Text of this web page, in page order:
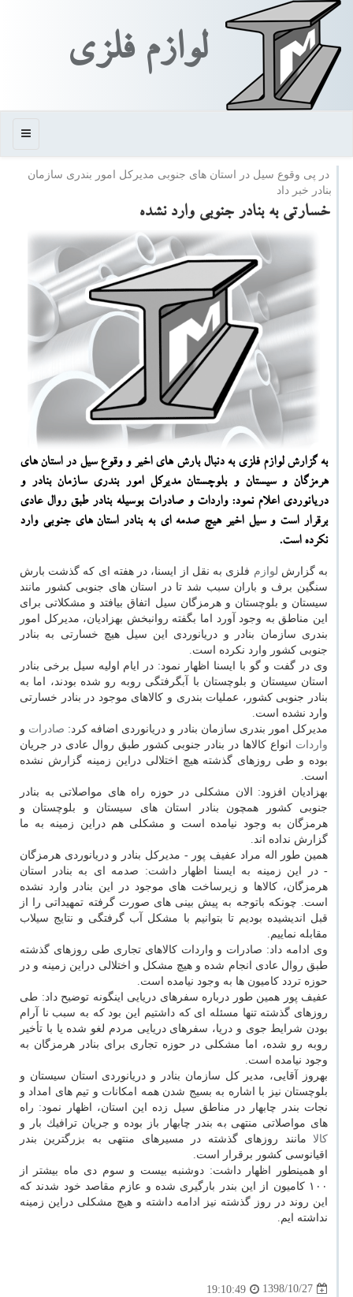
لوازم فلزی
منو
در پی وقوع سیل در استان های جنوبی مدیركل امور بندری سازمان
بنادر خبر داد
خسارتی به بنادر جنوبی وارد نشده
به گزارش لوازم فلزی به دنبال بارش های اخیر و وقوع سیل در استان های
هرمزگان و سیستان و بلوچستان مدیركل امور بندری سازمان بنادر و
دریانوردی اعلام نمود: واردات و صادرات بوسیله بنادر طبق روال عادی
برقرار است و سیل اخیر هیچ صدمه ای به بنادر استان های جنوبی وارد
نكرده است.
به گزارش لوازم فلزی به نقل از ایسنا، در هفته ای كه گذشت بارش
سنگین برف و باران سبب شد تا در استان های جنوبی كشور مانند
سیستان و بلوچستان و هرمزگان سیل اتفاق بیافتد و مشكلاتی برای
این مناطق به وجود آورد اما بگفته روانبخش بهزادیان، مدیركل امور
بندری سازمان بنادر و دریانوردی این سیل هیچ خسارتی به بنادر
جنوبی كشور وارد نكرده است.
وی در گفت و گو با ایسنا اظهار نمود: در ایام اولیه سیل برخی بنادر
استان سیستان و بلوچستان با آبگرفتگی روبه رو شده بودند، اما به
بنادر جنوبی كشور، عملیات بندری و كالاهای موجود در بنادر خسارتی
وارد نشده است.
مدیركل امور بندری سازمان بنادر و دریانوردی اضافه كرد: صادرات و
واردات انواع كالاها در بنادر جنوبی كشور طبق روال عادی در جریان
بوده و طی روزهای گذشته هیچ اختلالی دراین زمینه گزارش نشده
است.
بهزادیان افزود: الان مشكلی در حوزه راه های مواصلاتی به بنادر
جنوبی كشور همچون بنادر استان های سیستان و بلوچستان و
هرمزگان به وجود نیامده است و مشكلی هم دراین زمینه به ما
گزارش نداده اند.
همین طور اله مراد عفیف پور - مدیركل بنادر و دریانوردی هرمزگان
- در این زمینه به ایسنا اظهار داشت: صدمه ای به بنادر استان
هرمزگان، كالاها و زیرساخت های موجود در این بنادر وارد نشده
است. چونكه باتوجه به پیش بینی های صورت گرفته تمهیداتی را از
قبل اندیشیده بودیم تا بتوانیم با مشكل آب گرفتگی و نتایج سیلاب
مقابله نماییم.
وی ادامه داد: صادرات و واردات كالاهای تجاری طی روزهای گذشته
طبق روال عادی انجام شده و هیچ مشكل و اختلالی دراین زمینه و در
حوزه تردد كامیون ها به وجود نیامده است.
عفیف پور همین طور درباره سفرهای دریایی اینگونه توضیح داد: طی
روزهای گذشته تنها مسئله ای كه داشتیم این بود كه به سبب نا آرام
بودن شرایط جوی و دریا، سفرهای دریایی مردم لغو شده یا با تأخیر
روبه رو شده، اما مشكلی در حوزه تجاری برای بنادر هرمزگان به
وجود نیامده است.
بهروز آقایی، مدیر كل سازمان بنادر و دریانوردی استان سیستان و
بلوچستان نیز با اشاره به بسیج شدن همه امكانات و تیم های امداد و
نجات بندر چابهار در مناطق سیل زده این استان، اظهار نمود: راه
های مواصلاتی منتهی به بندر چابهار باز بوده و جریان ترافیك بار و
كالا مانند روزهای گذشته در مسیرهای منتهی به بزرگترین بندر
اقیانوسی كشور برقرار است.
او همینطور اظهار داشت: دوشنبه بیست و سوم دی ماه بیشتر از
۱۰۰ كامیون از این بندر بارگیری شده و عازم مقاصد خود شدند كه
این روند در روز گذشته نیز ادامه داشته و هیچ مشكلی دراین زمینه
نداشته ایم.
1398/10/27
19:10:49